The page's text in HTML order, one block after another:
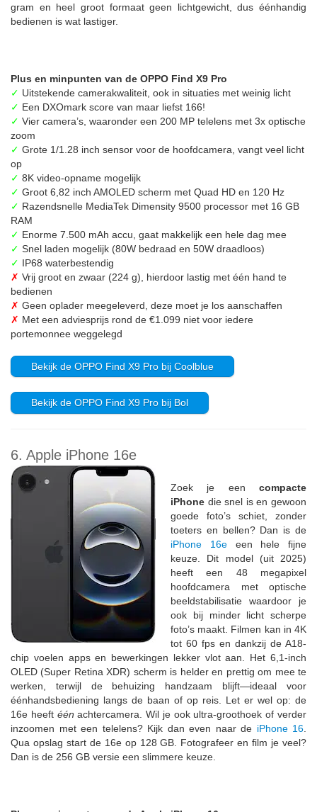
gram en heel groot formaat geen lichtgewicht, dus éénhandig
bedienen is wat lastiger.
Plus en minpunten van de OPPO Find X9 Pro
✓ Uitstekende camerakwaliteit, ook in situaties met weinig licht
✓ Een DXOmark score van maar liefst 166!
✓ Vier camera’s, waaronder een 200 MP telelens met 3x optische
zoom
✓ Grote 1/1.28 inch sensor voor de hoofdcamera, vangt veel licht
op
✓ 8K video-opname mogelijk
✓ Groot 6,82 inch AMOLED scherm met Quad HD en 120 Hz
✓ Razendsnelle MediaTek Dimensity 9500 processor met 16 GB
RAM
✓ Enorme 7.500 mAh accu, gaat makkelijk een hele dag mee
✓ Snel laden mogelijk (80W bedraad en 50W draadloos)
✓ IP68 waterbestendig
✗ Vrij groot en zwaar (224 g), hierdoor lastig met één hand te
bedienen
✗ Geen oplader meegeleverd, deze moet je los aanschaffen
✗ Met een adviesprijs rond de €1.099 niet voor iedere
portemonnee weggelegd
Bekijk de OPPO Find X9 Pro bij Coolblue
Bekijk de OPPO Find X9 Pro bij Bol
6. Apple iPhone 16e
Zoek je een compacte
iPhone die snel is en gewoon
goede foto’s schiet, zonder
toeters en bellen? Dan is de
iPhone 16eeen hele fijne
keuze. Dit model (uit 2025)
heeft een 48 megapixel
hoofdcamera met optische
beeldstabilisatie waardoor je
ook bij minder licht scherpe
foto’s maakt. Filmen kan in 4K
tot 60 fps en dankzij de A18-
chip voelen apps en bewerkingen lekker vlot aan. Het 6,1-inch
OLED (Super Retina XDR) scherm is helder en prettig om mee te
werken, terwijl de behuizing handzaam blijft—ideaal voor
éénhandsbediening langs de baan of op reis. Let er wel op: de
16e heeft één achtercamera. Wil je ook ultra-groothoek of verder
inzoomen met een telelens? Kijk dan even naar de iPhone 16
Qua opslag start de 16e op 128 GB. Fotografeer en film je veel?
Dan is de 256 GB versie een slimmere keuze.